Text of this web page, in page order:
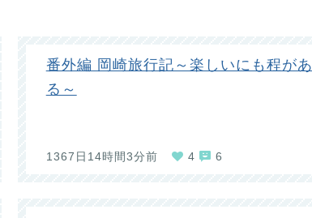
番外編 岡崎旅行記～楽しいにも程があ
る～
1367日14時間3分前 4 6